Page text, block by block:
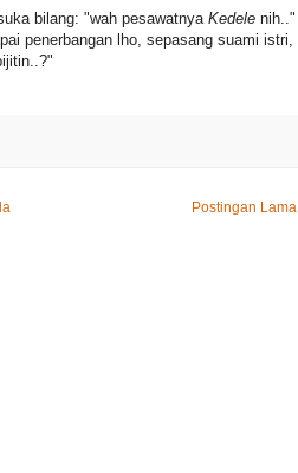
bilang: "wah pesawatnya Kedele nih.."
penerbangan lho, sepasang suami istri,
Postingan Lama